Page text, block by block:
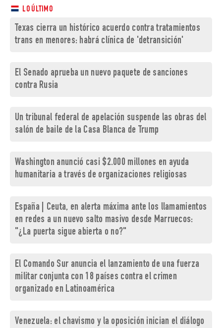
LO ÚLTIMO
Texas cierra un histórico acuerdo contra tratamientos
trans en menores: habrá clínica de 'detransición'
El Senado aprueba un nuevo paquete de sanciones
contra Rusia
Un tribunal federal de apelación suspende las obras del
salón de baile de la Casa Blanca de Trump
Washington anunció casi $2.000 millones en ayuda
humanitaria a través de organizaciones religiosas
España | Ceuta, en alerta máxima ante los llamamientos
en redes a un nuevo salto masivo desde Marruecos:
"¿La puerta sigue abierta o no?"
El Comando Sur anuncia el lanzamiento de una fuerza
militar conjunta con 18 países contra el crimen
organizado en Latinoamérica
Venezuela: el chavismo y la oposición inician el diálogo